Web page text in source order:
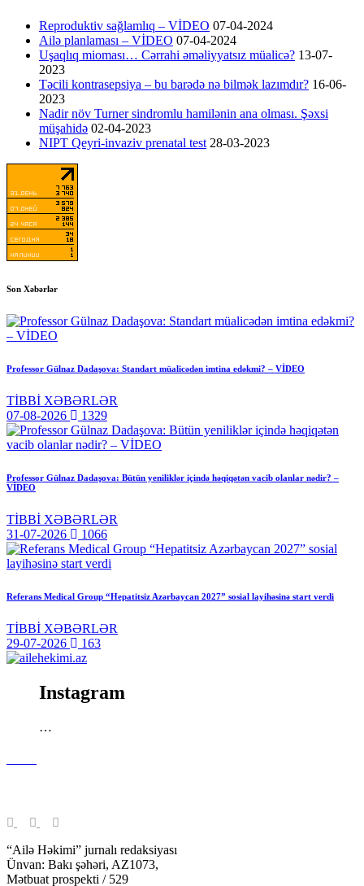
Reproduktiv sağlamlıq – VİDEO 07-04-2024
Ailə planlaması – VİDEO 07-04-2024
Uşaqlıq mioması… Cərrahi əməliyyatsız müalicə? 13-07-
2023
Təcili kontrasepsiya – bu barədə nə bilmək lazımdır? 16-06-
2023
Nadir növ Turner sindromlu hamilənin ana olması. Şəxsi
müşahidə 02-04-2023
NIPT Qeyri-invaziv prenatal test 28-03-2023
Son Xəbərlər
Professor Gülnaz Dadaşova: Standart müalicədən imtina edəkmi? – VİDEO
TİBBİ XƏBƏRLƏR
07-08-2026
1329
Professor Gülnaz Dadaşova: Bütün yeniliklər içində həqiqətən vacib olanlar nədir? –
VİDEO
TİBBİ XƏBƏRLƏR
31-07-2026
1066
Referans Medical Group “Hepatitsiz Azərbaycan 2027” sosial layihəsinə start verdi
TİBBİ XƏBƏRLƏR
29-07-2026
163
Instagram
…
“Ailə Həkimi” jurnalı redaksiyası
Ünvan: Bakı şəhəri, AZ1073,
Mətbuat prospekti / 529